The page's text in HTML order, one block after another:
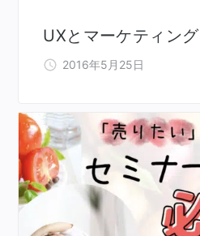
UXとマーケティング
2016年5月25日